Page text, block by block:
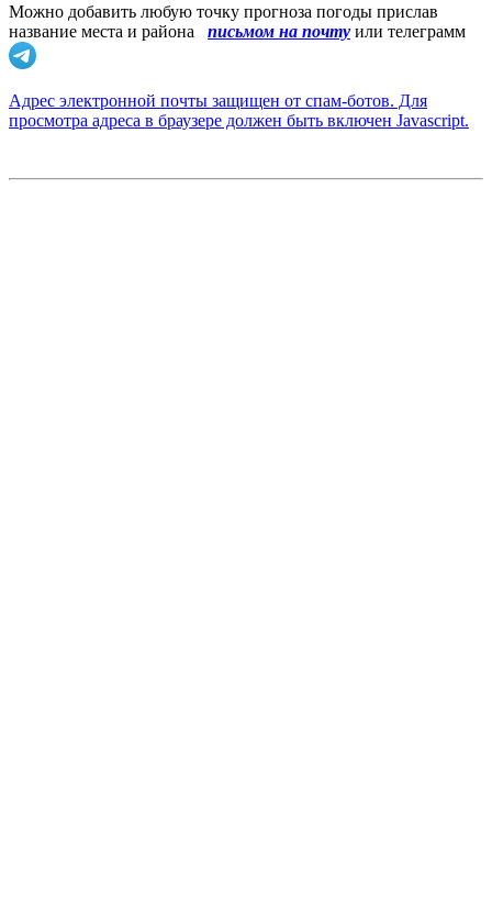
Можно добавить любую точку прогноза погоды прислав
название места и района
письмом на почту или телеграмм
Адрес электронной почты защищен от спам-ботов. Для
просмотра адреса в браузере должен быть включен Javascript.